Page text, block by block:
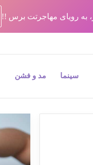
سینما مد و فشن
نکته
مهم
در
جراحی